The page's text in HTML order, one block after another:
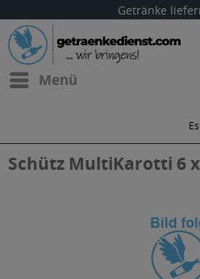
Getränke
Menü
Schütz MultiKarotti 6